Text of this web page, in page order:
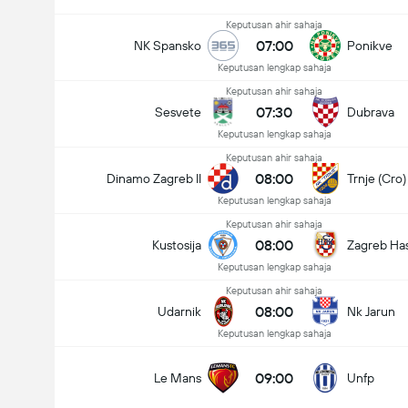
NK Spansko
Keputusan ahir sahaja
07:00
Keputusan lengkap sahaja
Ponikve
Sesvete
Keputusan ahir sahaja
07:30
Keputusan lengkap sahaja
Dubrava
Dinamo Zagreb II
Keputusan ahir sahaja
08:00
Keputusan lengkap sahaja
Trnje (Cro)
Kustosija
Keputusan ahir sahaja
08:00
Keputusan lengkap sahaja
Zagreb
Udarnik
Keputusan ahir sahaja
08:00
Keputusan lengkap sahaja
Nk Jarun
Le Mans 09:00 Unfp